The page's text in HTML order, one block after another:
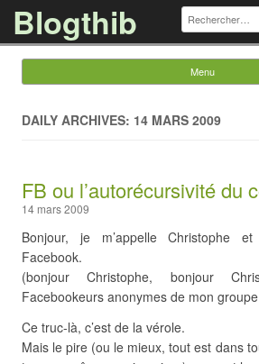
Blogthib Rechercher :
Menu
DAILY ARCHIVES: 14 MARS 2009
FB ou l’autorécursivité du
14 mars 2009
Bonjour, je m’appelle Christophe
Facebook.
(bonjour Christophe, bonjour
Facebookeurs anonymes de mon
Ce truc-là, c’est de la vérole.
Mais le pire (ou le mieux, tout est dans